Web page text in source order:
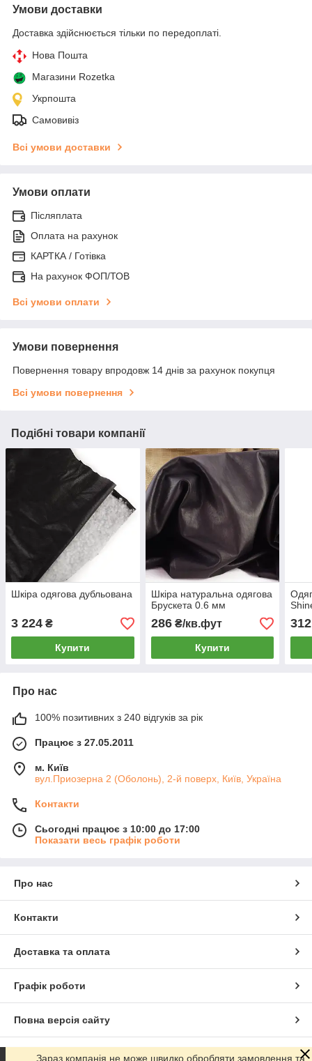
Умови доставки
Доставка здійснюється тільки по передоплаті.
Нова Пошта
Магазини Rozetka
Укрпошта
Самовивіз
Всі умови доставки
Умови оплати
Післяплата
Оплата на рахунок
КАРТКА / Готівка
На рахунок ФОП/ТОВ
Всі умови оплати
Умови повернення
Повернення товару впродовж 14 днів за рахунок покупця
Всі умови повернення
Подібні товари компанії
Шкіра одягова дубльована
3 224 ₴
Купити
Шкіра натуральна одягова
Брускета 0.6 мм
286₴/кв.фут
Купити
312
Про нас
100% позитивних з 240 відгуків за рік
Працює з 27.05.2011
м. Київ
вул.Приозерна 2 (Оболонь), 2-й поверх, Київ, Україна
Контакти
Сьогодні працює з 10:00 до 17:00
Показати весь графік роботи
Про нас
Контакти
Доставка та оплата
Графік роботи
Повна версія сайту
Сайт створено на маркетплейсіProm.ua
Зараз компанія не може швидко обробляти замовлення та